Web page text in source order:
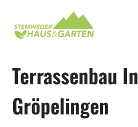
springen
Terrassenbau In
Gröpelingen